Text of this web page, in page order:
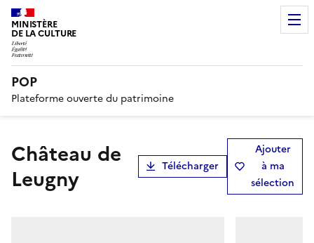
MINISTÈRE
DE LA CULTURE
POP
Plateforme ouverte du patrimoine
Château de
Leugny
Télécharger
Ajouter
à ma
sélection